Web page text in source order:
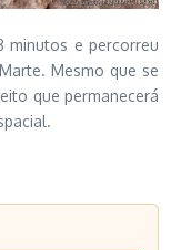
minutos e percorreu
Mesmo que se
que permanecerá